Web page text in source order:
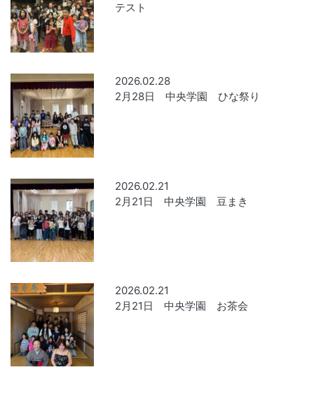
テスト
2026.02.28
2月28日 中央学園 ひな祭り
2026.02.21
2月21日 中央学園 豆まき
2026.02.21
2月21日 中央学園 お茶会